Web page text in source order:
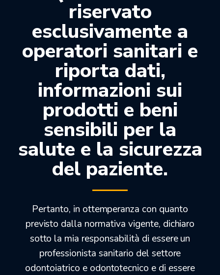
EXA CERAPOL sistema di rifinitura e lucidatura
in 2 fasi per tutte le corone totali e parziali di
1^ Fase = Grigio: prelucidatura abrasiva, elimina
i graffi e rende lisce le superfici.
Confezione: 100pz.
Prodotti correlati
riservato
esclusivamente a
operatori sanitari e
riporta dati,
informazioni sui
prodotti e beni
sensibili per la
salute e la sicurezza
del paziente.
Pertanto, in ottemperanza con quanto
previsto dalla normativa vigente, dichiaro
sotto la mia responsabilità di essere un
professionista sanitario del settore
odontoiatrico e odontotecnico e di essere